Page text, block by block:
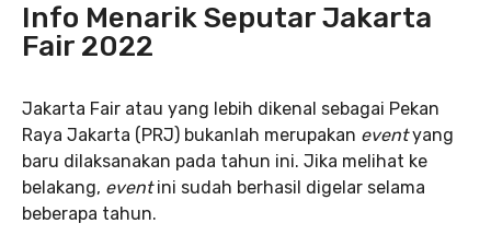
Info Menarik Seputar Jakarta
Fair 2022
Jakarta Fair atau yang lebih dikenal sebagai Pekan
Raya Jakarta (PRJ) bukanlah merupakan eventyang
baru dilaksanakan pada tahun ini. Jika melihat ke
belakang, eventini sudah berhasil digelar selama
beberapa tahun.